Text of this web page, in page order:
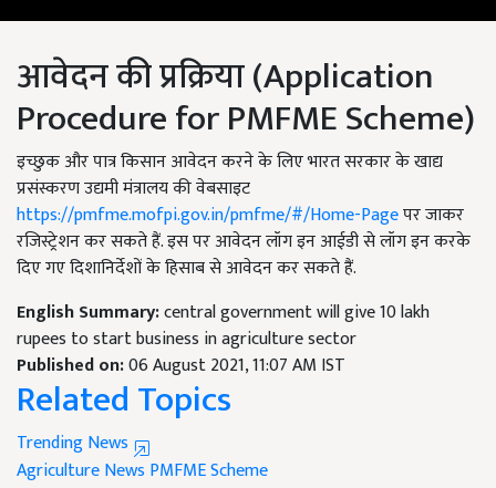
आवेदन की प्रक्रिया (Application
Procedure for PMFME Scheme)
इच्छुक और पात्र किसान आवेदन करने के लिए भारत सरकार के खाद्य
प्रसंस्करण उद्यमी मंत्रालय की वेबसाइट
https://pmfme.mofpi.gov.in/pmfme/#/Home-Pageपर जाकर
रजिस्ट्रेशन कर सकते हैं. इस पर आवेदन लॉग इन आईडी से लॉग इन करके
दिए गए दिशानिर्देशों के हिसाब से आवेदन कर सकते हैं.
English Summary:central government will give 10 lakh
rupees to start business in agriculture sector
Published on:06 August 2021, 11:07 AM IST
Related Topics
Trending News
Agriculture News PMFME Scheme